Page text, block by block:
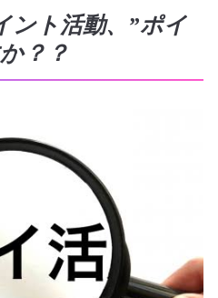
ント活動、”ポイ
？？